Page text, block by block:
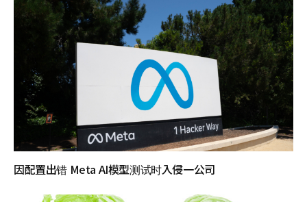
因配置出错 Meta AI模型测试时入侵一公司